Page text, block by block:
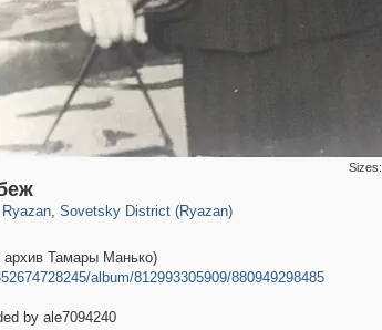
Sizes:
Ryazan
132
, Sovetsky District (Ryazan)
архив Тамары Манько)
album/812993305909/880949298485
by ale7094240